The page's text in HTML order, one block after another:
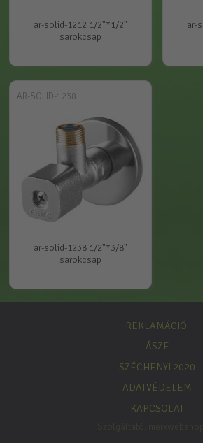
ar-solid-1212 1/2"*1/2"
sarokcsap
ar-
AR-SOLID-1238
ar-solid-1238 1/2"*3/8"
sarokcsap
REKLAMÁCIÓ
ÁSZF
SZÉCHENYI 2020
ADATVÉDELEM
KAPCSOLAT